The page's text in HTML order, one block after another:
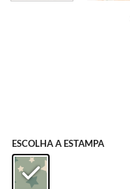
ESCOLHA A ESTAMPA